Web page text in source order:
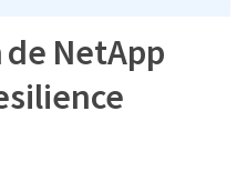
NetApp